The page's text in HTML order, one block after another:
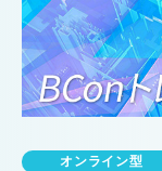
オンライン型